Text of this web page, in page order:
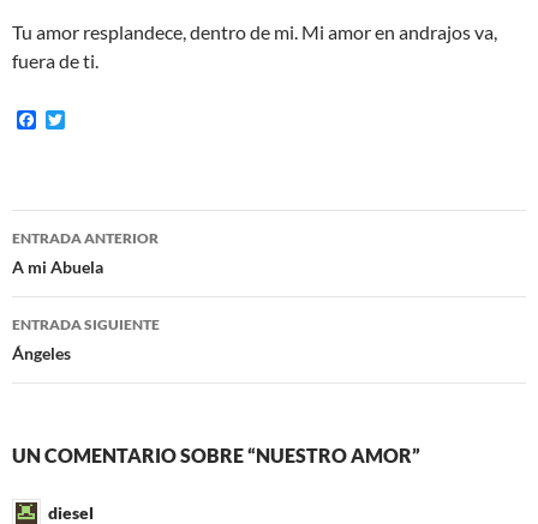
Tu amor resplandece, dentro de mi. Mi amor en andrajos va,
fuera de ti.
F
o
o
e
r
Navegación
de
entradas
ENTRADA ANTERIOR
A mi Abuela
ENTRADA SIGUIENTE
Ángeles
UN COMENTARIO SOBRE “NUESTRO AMOR”
diesel